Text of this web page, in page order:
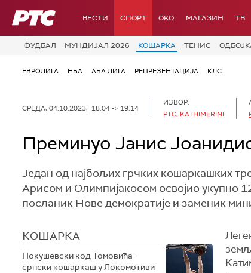
РТС ВЕСТИ СПОРТ OKO МАГАЗИН ТВ
ФУДБАЛ МУНДИЈАЛ 2026 КОШАРКА ТЕНИС
ЕВРОЛИГА НБА АБА ЛИГА РЕПРЕЗЕНТАЦИЈА КЛС
СРЕДА, 04.10.2023, 18:04 -> 19:14
ИЗВОР:
РТС, KATHIMERINI
Преминуо Јанис
Један од најбољих грчких кошаркашких
Арисом и Олимпијакосом освојио укупно
посланик Нове демократије и заменик
КОШАРКА
Покушевски код Томовића -
српски кошаркаш у Локомотиви